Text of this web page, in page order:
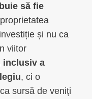
să fie
și nu ca
viitor
inclusiv a
, ci o
sursă de veniți